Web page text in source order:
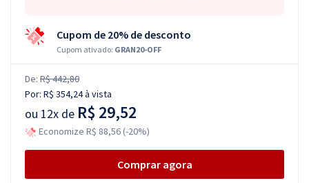
Cupom de 20% de desconto
Cupom ativado: GRAN20-OFF
De: R$ 442,80
Por: R$ 354,24à vista
ou 12x de R$ 29,52
Economize R$ 88,56 (-20%)
Comprar agora